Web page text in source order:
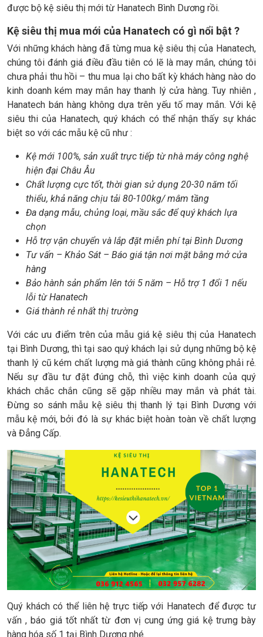
được bộ kệ siêu thị mới từ Hanatech Bình Dương rồi.
Kệ siêu thị mua mới của Hanatech có gì nổi bật ?
Với những khách hàng đã từng mua kệ siêu thị của Hanatech,
chúng tôi đánh giá điều đầu tiên có lẽ là may mắn, chúng tôi
chưa phải thu hồi – thu mua lại cho bất kỳ khách hàng nào do
kinh doanh kém may mắn hay thanh lý cửa hàng. Tuy nhiên ,
Hanatech bán hàng không dựa trên yếu tố may mắn. Với kệ
siêu thi của Hanatech, quý khách có thể nhận thấy sự khác
biệt so với các mẫu kệ cũ như :
Kệ mới 100%, sản xuất trực tiếp từ nhà máy công nghệ
hiện đại Châu Âu
Chất lượng cực tốt, thời gian sử dụng 20-30 năm tối
thiểu, khả năng chịu tải 80-100kg/ mâm tầng
Đa dạng mẫu, chủng loại, mầu sắc để quý khách lựa
chọn
Hỗ trợ vận chuyển và lắp đặt miễn phí tại Bình Dương
Tư vấn – Khảo Sát – Báo giá tận nơi mặt bằng mở cửa
hàng
Bảo hành sản phẩm lên tới 5 năm – Hỗ trợ 1 đổi 1 nếu
lỗi từ Hanatech
Giá thành rẻ nhất thị trường
Với các ưu điểm trên của mẫu giá kệ siêu thị của Hanatech
tại Bình Dương, thì tại sao quý khách lại sử dụng những bộ kệ
thanh lý cũ kém chất lượng mà giá thành cũng không phải rẻ.
Nếu sự đầu tư đặt đúng chỗ, thì việc kinh doanh của quý
khách chắc chắn cũng sẽ gặp nhiều may mắn và phát tài.
Đừng so sánh mẫu kệ siêu thị thanh lý tại Bình Dương với
mẫu kệ mới, bởi đó là sự khác biệt hoàn toàn về chất lượng
và Đẳng Cấp.
Quý khách có thể liên hệ trực tiếp với Hanatech để được tư
vấn , báo giá tốt nhất từ đơn vị cung ứng giá kệ trưng bày
hàng hóa số 1 tại Bình Dương nhé.